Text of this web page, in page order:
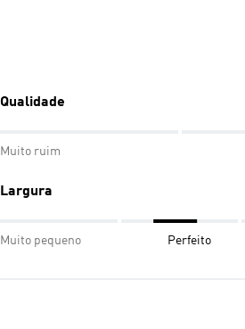
Qualidade
Muito ruim
Largura
Muito pequeno Perfeito